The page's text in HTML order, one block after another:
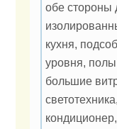
обе стороны
кухня,
уровня,
большие